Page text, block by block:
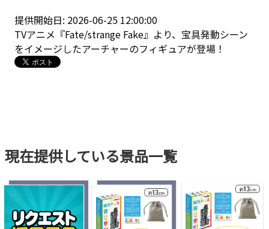
提供開始日: 2026-06-25 12:00:00
TVアニメ『Fate/strange Fake』より、宝具発動シーン
をイメージしたアーチャーのフィギュアが登場！
現在提供している景品一覧